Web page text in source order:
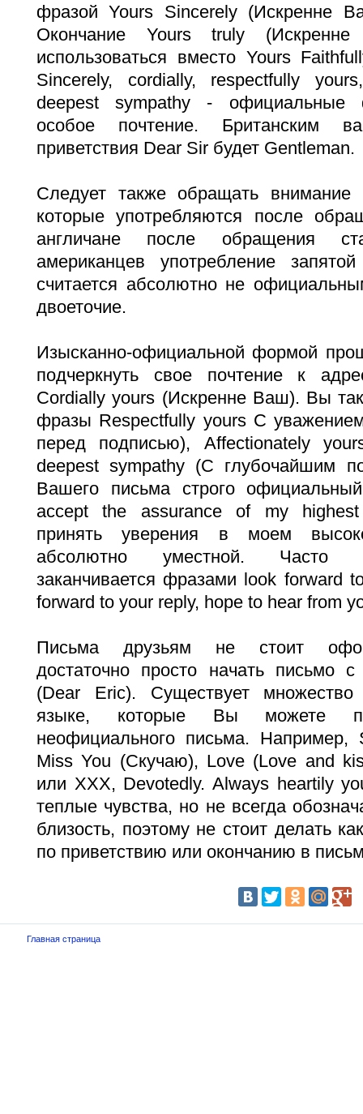
фразой Yours Sincerely (Искренне
Окончание Yours truly
использоваться вместо Yours
Sincerely, cordially, respectfully
deepest sympathy -
особое почтение. Британским
приветствия Dear Sir будет Gentleman.
Следует также обращать внимание
которые употребляются после
англичане после обращения
американцев употребление
считается абсолютно не
двоеточие.
Изысканно-официальной формой
подчеркнуть свое почтение к
Cordially yours (Искренне Ваш). Вы
фразы Respectfully yours С уважением
перед подписью), Affectionately
deepest sympathy (С глубочайшим
Вашего письма строго
accept the assurance of my
принять уверения в моем
абсолютно уместной. Часто
заканчивается фразами look forward
forward to your reply, hope to hear from
Письма друзьям не стоит
достаточно просто начать письмо
(Dear Eric). Существует
языке, которые Вы можете
неофициального письма. Например,
Miss You (Скучаю), Love (Love and
или XXX, Devotedly. Always heartily
теплые чувства, но не всегда
близость, поэтому не стоит делать
по приветствию или окончанию в
Главная страница